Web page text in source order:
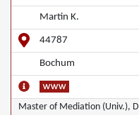
Martin K.
44787
Bochum
Master of Mediation (Univ.),